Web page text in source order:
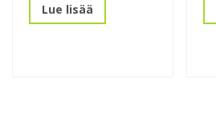
Lue lisää